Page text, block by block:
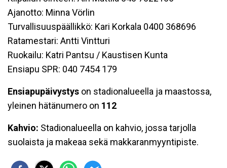
Ajanotto: Minna Vörlin
Turvallisuuspäällikkö: Kari Korkala 0400 368696
Ratamestari: Antti Vintturi
Ruokailu: Katri Pantsu / Kaustisen Kunta
Ensiapu SPR: 040 7454 179
Ensiapupäivystys on stadionalueella ja maastossa,
yleinen hätänumero on 112
Kahvio: Stadionalueella on kahvio, jossa tarjolla
suolaista ja makeaa sekä makkaranmyyntipiste.